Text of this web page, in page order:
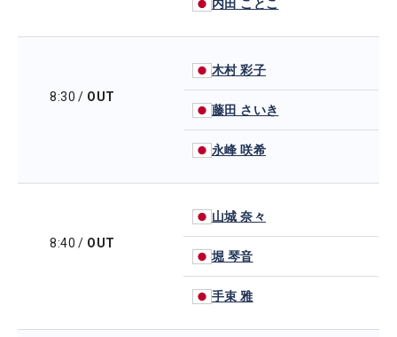
内田 ことこ
8:30 / OUT
木村 彩子
藤田 さいき
永峰 咲希
8:40 / OUT
山城 奈々
堀 琴音
手束 雅